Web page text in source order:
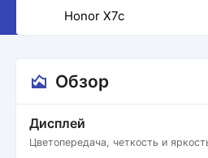
Honor X7c
Обзор
Дисплей
Цветопередача, четкость и